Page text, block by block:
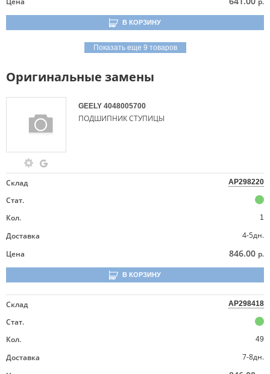
В КОРЗИНУ
Показать еще 9 товаров
Оригинальные замены
GEELY 4048005700
ПОДШИПНИК СТУПИЦЫ
Склад AP298220
Стат.
Кол.
1
Доставка
4-5дн.
Цена
846.00 р.
В КОРЗИНУ
Склад AP298418
Стат.
Кол.
49
Доставка
7-8дн.